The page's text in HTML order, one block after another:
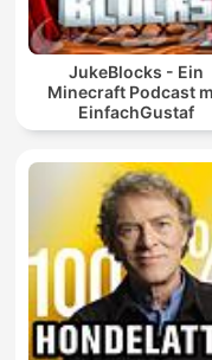
JukeBlocks - Ein
Minecraft Podcast
EinfachGustaf